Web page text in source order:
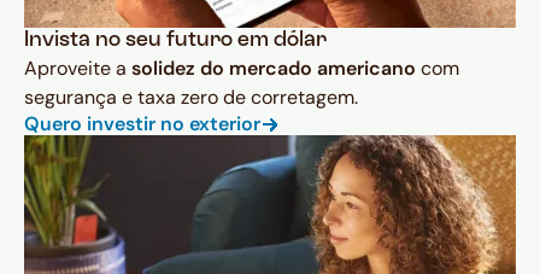
Invista no seu futuro em dólar
Aproveite a solidez do mercado americano com
segurança e taxa zero de corretagem.
Quero investir no exterior